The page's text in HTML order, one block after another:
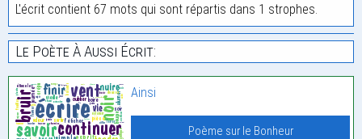
L'écrit contient 67 mots qui sont répartis dans 1 strophes.
Le Poète À Aussi Écrit:
Ainsi
Poème sur le Bonheur